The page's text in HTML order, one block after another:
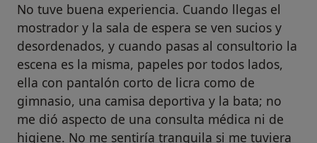
No tuve buena experiencia. Cuando llegas el
mostrador y la sala de espera se ven sucios y
desordenados, y cuando pasas al consultorio la
escena es la misma, papeles por todos lados,
ella con pantalón corto de licra como de
gimnasio, una camisa deportiva y la bata; no
me dió aspecto de una consulta médica ni de
higiene. No me sentiría tranquila si me tuviera